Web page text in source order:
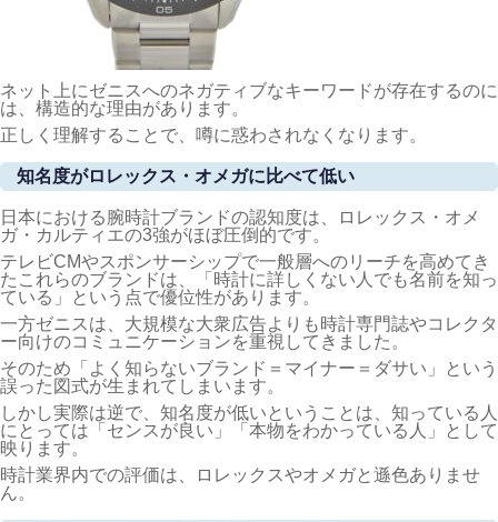
ネット上にゼニスへのネガティブなキーワードが存在するのに
は、構造的な理由があります。
正しく理解することで、噂に惑わされなくなります。
知名度がロレックス・オメガに比べて低い
日本における腕時計ブランドの認知度は、ロレックス・オメ
ガ・カルティエの3強がほぼ圧倒的です。
テレビCMやスポンサーシップで一般層へのリーチを高めてき
たこれらのブランドは、「時計に詳しくない人でも名前を知っ
ている」という点で優位性があります。
一方ゼニスは、大規模な大衆広告よりも時計専門誌やコレクタ
ー向けのコミュニケーションを重視してきました。
そのため「よく知らないブランド＝マイナー＝ダサい」という
誤った図式が生まれてしまいます。
しかし実際は逆で、知名度が低いということは、知っている人
にとっては「センスが良い」「本物をわかっている人」として
映ります。
時計業界内での評価は、ロレックスやオメガと遜色ありませ
ん。